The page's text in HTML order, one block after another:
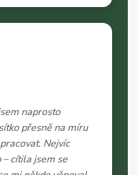
naprosto
přesně na míru
Nejvíc
cítila jsem se